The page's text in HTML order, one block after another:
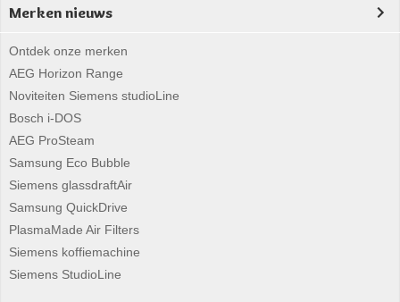
Merken nieuws
Ontdek onze merken
AEG Horizon Range
Noviteiten Siemens studioLine
Bosch i-DOS
AEG ProSteam
Samsung Eco Bubble
Siemens glassdraftAir
Samsung QuickDrive
PlasmaMade Air Filters
Siemens koffiemachine
Siemens StudioLine